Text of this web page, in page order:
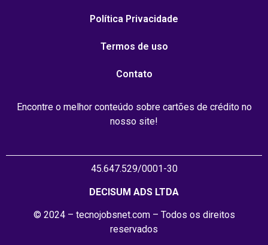
Política Privacidade
Termos de uso
Contato
Encontre o melhor conteúdo sobre cartões de crédito no
nosso site!
45.647.529/0001-30
DECISUM ADS LTDA
© 2024 – tecnojobsnet.com – Todos os direitos
reservados